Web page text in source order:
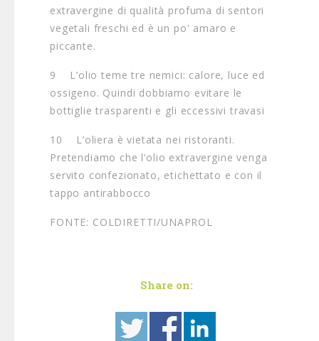
extravergine di qualità profuma di sentori
vegetali freschi ed è un po' amaro e
piccante.
9 L’olio teme tre nemici: calore, luce ed
ossigeno. Quindi dobbiamo evitare le
bottiglie trasparenti e gli eccessivi travasi
10 L’oliera è vietata nei ristoranti.
Pretendiamo che l’olio extravergine venga
servito confezionato, etichettato e con il
tappo antirabbocco
FONTE: COLDIRETTI/UNAPROL
Share on: